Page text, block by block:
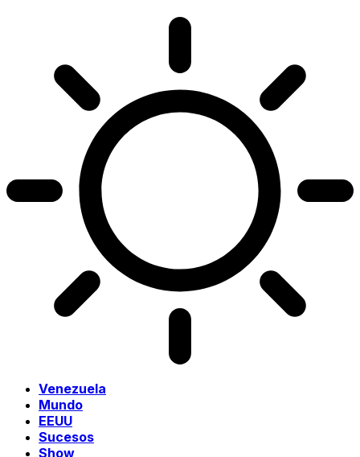
Venezuela
Mundo
EEUU
Sucesos
Show